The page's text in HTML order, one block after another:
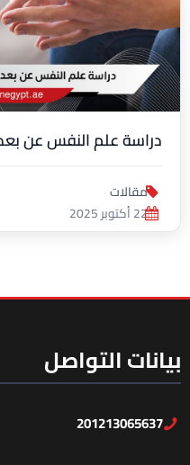
دراسة علم النفس عن بعد
مقالات
22 أكتوبر 2025
بيانات التواصل
201213065637